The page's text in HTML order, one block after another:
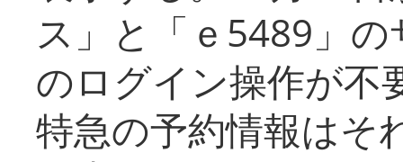
ス」と「ｅ5489」
のログイン操作が不
特急の予約情報はそ